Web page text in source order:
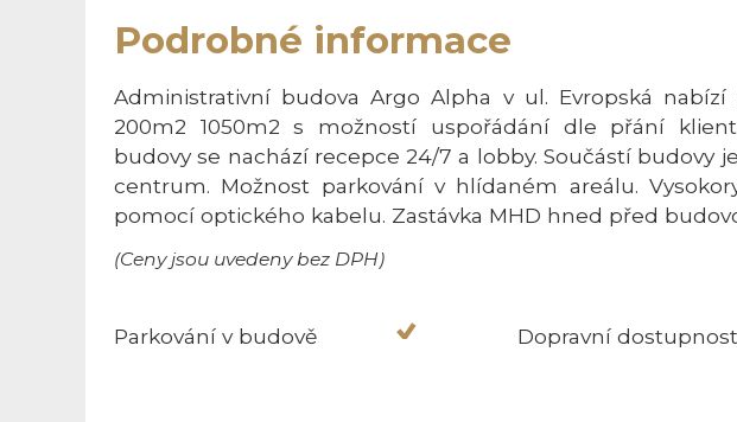
Podrobné informace
Administrativní budova Argo Alpha v ul. Evropská
200m2 1050m2 s možností uspořádání dle přání
budovy se nachází recepce 24/7 a lobby. Součástí budovy
centrum. Možnost parkování v hlídaném areálu.
pomocí optického kabelu. Zastávka MHD hned před
(Ceny jsou uvedeny bez DPH)
Parkování v budově Dopravní dostupnost